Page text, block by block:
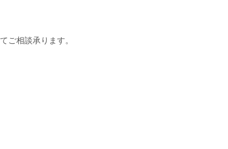
ご相談承ります。